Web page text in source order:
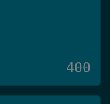
400